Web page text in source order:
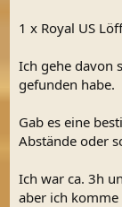
1 x Royal US
Ich gehe davon
gefunden habe.
Gab es eine
Abstände oder
Ich war ca. 3h
aber ich